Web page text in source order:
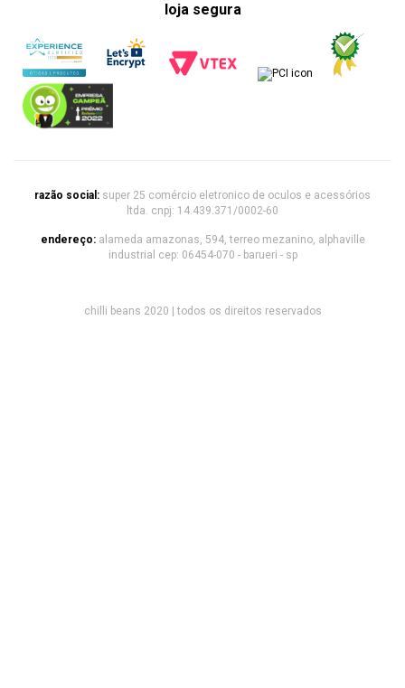
loja segura
razão social: super 25 comércio eletronico de oculos e acessórios
ltda. cnpj: 14.439.371/0002-60
endereço: alameda amazonas, 594, terreo mezanino, alphaville
industrial cep: 06454-070 - barueri - sp
chilli beans 2020 | todos os direitos reservados